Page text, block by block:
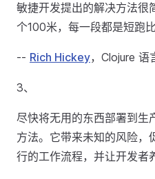
敏捷开发提出的解决方法很
个100米，每一段都是短跑
-- Rich Hickey，Clojure 语
3、
尽快将无用的东西部署到生
方法。它带来未知的风险，
行的工作流程，并让开发者